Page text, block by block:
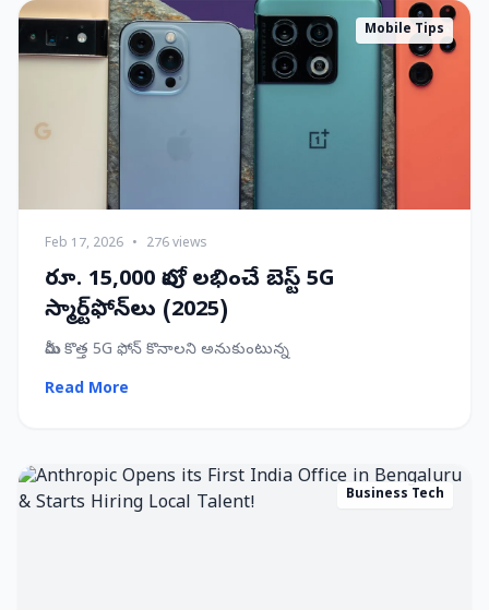
Mobile Tips
Feb 17, 2026 • 276 views
రూ. 15,000 లోపు లభించే బెస్ట్ 5G
స్మార్ట్‌ఫోన్‌లు (2025)
మీరు కొత్త 5G ఫోన్ కొనాలని అనుకుంటున్న
Read More
Business Tech